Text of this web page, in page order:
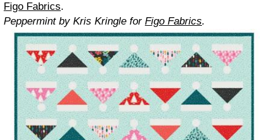
Figo Fabrics.
Peppermint by Kris Kringle for Figo Fabrics.